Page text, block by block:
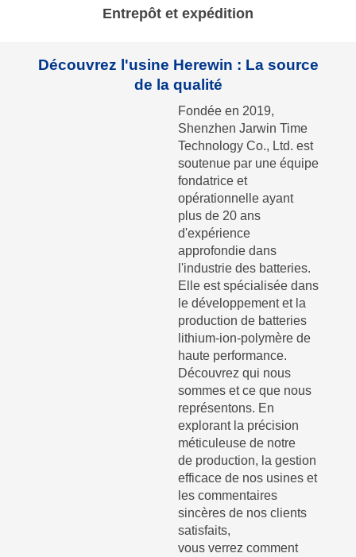
Entrepôt et expédition
Découvrez l'usine Herewin : La source
de la qualité
Fondée en 2019,
Shenzhen Jarwin Time
Technology Co., Ltd. est
soutenue par une équipe
fondatrice et
opérationnelle ayant
plus de 20 ans
d'expérience
approfondie dans
l'industrie des batteries.
Elle est spécialisée dans
le développement et la
production de batteries
lithium-ion-polymère de
haute performance.
Découvrez qui nous
sommes et ce que nous
représentons. En
explorant la précision
méticuleuse de notre
de production, la gestion
efficace de nos usines et
les commentaires
sincères de nos clients
satisfaits,
vous verrez comment